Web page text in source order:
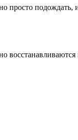
подождать,